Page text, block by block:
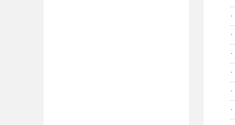
·
·
·
·
·
·